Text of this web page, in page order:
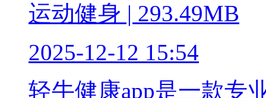
运动健身 | 293.49MB
2025-12-12 15:54
轻牛健康app是一款专